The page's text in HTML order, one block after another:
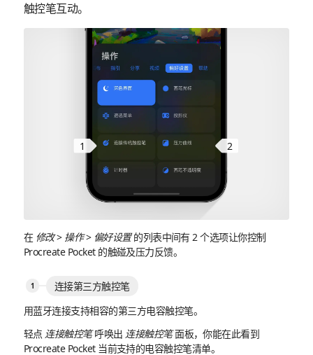
触控笔互动。
1 2
在 修改> 操作> 偏好设置的列表中间有 2 个选项让你控制
Procreate Pocket 的触碰及压力反馈。
连接第三方触控笔
用蓝牙连接支持相容的第三方电容触控笔。
轻点 连接触控笔呼唤出 连接触控笔面板，你能在此看到
Procreate Pocket 当前支持的电容触控笔清单。